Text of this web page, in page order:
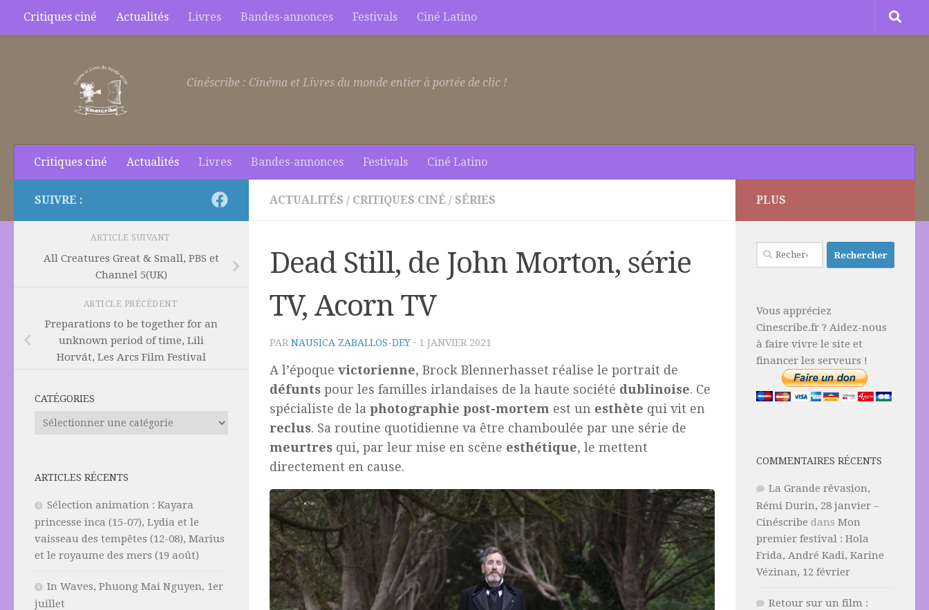
Skip to content
Critiques ciné Actualités Livres Bandes-annonces Festivals Ciné Latino
Cinéscribe : Cinéma et Livres du monde entier à portée de clic !
Critiques ciné Actualités Livres Bandes-annonces Festivals Ciné Latino
ACTUALITÉS / CRITIQUES CINÉ / SÉRIES
Dead Still, de John Morton, série
TV, Acorn TV
PAR NAUSICA ZABALLOS-DEY · 1 JANVIER 2021
A l’époque victorienne, Brock Blennerhasset réalise le portrait de
défunts pour les familles irlandaises de la haute société dublinoise. Ce
spécialiste de la photographie post-mortem est un esthète qui vit en
reclus. Sa routine quotidienne va être chamboulée par une série de
meurtres qui, par leur mise en scène esthétique, le mettent
directement en cause.
SUIVRE :
ARTICLE SUIVANT
All Creatures Great & Small, PBS et
Channel 5(UK)
ARTICLE PRÉCÉDENT
Preparations to be together for an
unknown period of time, Lili
Horvát, Les Arcs Film Festival
CATÉGORIES
Catégories
ARTICLES RÉCENTS
Sélection animation : Kayara
princesse inca (15-07), Lydia et le
vaisseau des tempêtes (12-08), Marius
et le royaume des mers (19 août)
In Waves, Phuong Mai Nguyen, 1er
juillet
PLUS
Rechercher :
Vous appréciez
Cinescribe.fr ? Aidez-nous
à faire vivre le site et
financer les serveurs !
COMMENTAIRES RÉCENTS
La Grande rêvasion,
Rémi Durin, 28 janvier –
Cinéscribe dans Mon
premier festival : Hola
Frida, André Kadi, Karine
Vézinan, 12 février
Retour sur un film :